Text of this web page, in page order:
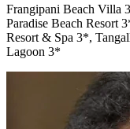
Frangipani Beach Villa
Paradise Beach Resort
Resort & Spa 3*,
Lagoon 3*